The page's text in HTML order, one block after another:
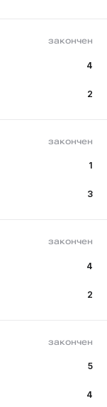
закончен
4
2
закончен
1
3
закончен
4
2
закончен
5
4